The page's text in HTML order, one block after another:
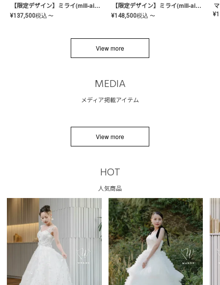
【限定デザイン】ミライ(mill-ai)リング
¥137,500税込 〜
【限定デザイン】ミライ(mill-ai)リング
¥148,500税込 〜 ¥
View more
MEDIA
メディア掲載アイテム
View more
HOT
人気商品